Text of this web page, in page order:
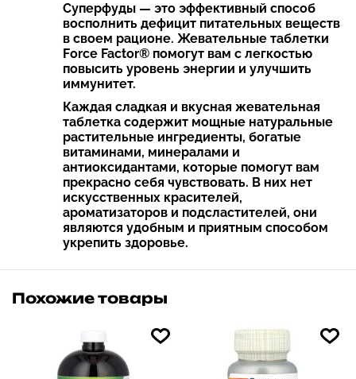
Суперфуды — это эффективный способ
восполнить дефицит питательных веществ
в своем рационе. Жевательные таблетки
Force Factor® помогут вам с легкостью
повысить уровень энергии и улучшить
иммунитет.
Каждая сладкая и вкусная жевательная
таблетка содержит мощные натуральные
растительные ингредиенты, богатые
витаминами, минералами и
антиоксидантами, которые помогут вам
прекрасно себя чувствовать. В них нет
искусственных красителей,
ароматизаторов и подсластителей, они
являются удобным и приятным способом
укрепить здоровье.
Похожие товары